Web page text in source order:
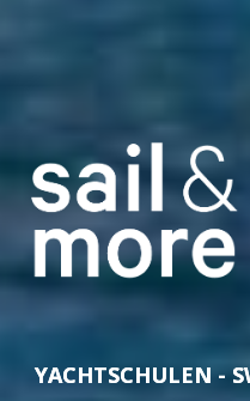
YACHTSCHULEN -